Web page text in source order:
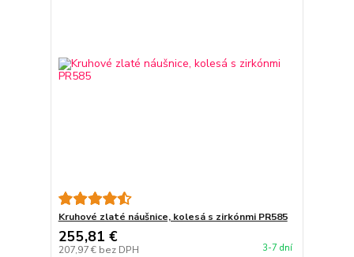
Kruhové zlaté náušnice, kolesá s zirkónmi PR585
255,81 €
207,97 € bez DPH 3-7 dní